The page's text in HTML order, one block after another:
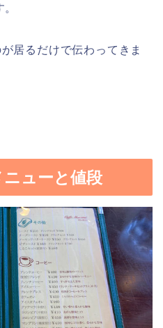
居るだけで伝わってきま
ューと値段